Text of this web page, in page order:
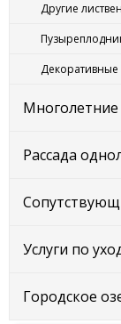
Другие
Декоративные
Многолетние
Рассада
Услуги по
Городское